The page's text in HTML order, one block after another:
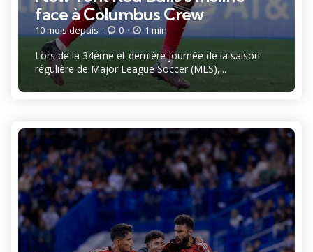
face à Columbus Crew
10 mois depuis 0 1 min
Lors de la 34ème et dernière journée de la saison
régulière de Major League Soccer (MLS),...